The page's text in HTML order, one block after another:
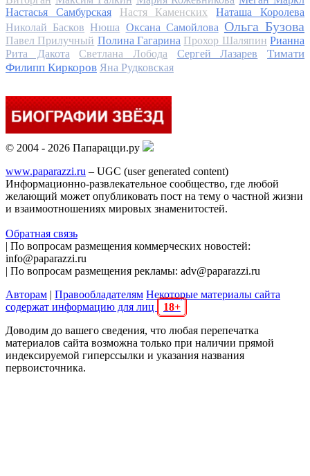
Настасья Самбурская
Настя Каменских
Наташа Королева
Николай Басков Нюша Оксана Самойлова Ольга Бузова
Павел Прилучный Полина Гагарина Прохор Шаляпин Рианна
Рита Дакота
Светлана Лобода Сергей Лазарев
Тимати
Филипп Киркоров Яна Рудковская
© 2004 - 2026 Папарацци.ру
www.paparazzi.ru – UGC (user generated content)
Информационно-развлекательное сообщество, где любой
желающий может опубликовать пост на тему о частной жизни
и взаимоотношениях мировых знаменитостей.
Обратная связь
| По вопросам размещения коммерческих новостей:
info@paparazzi.ru
| По вопросам размещения рекламы: adv@paparazzi.ru
Авторам | Правообладателям Некоторые материалы сайта
содержат информацию для лиц
18+
Доводим до вашего сведения, что любая перепечатка
материалов сайта возможна только при наличии прямой
индексируемой гиперссылки и указания названия
первоисточника.